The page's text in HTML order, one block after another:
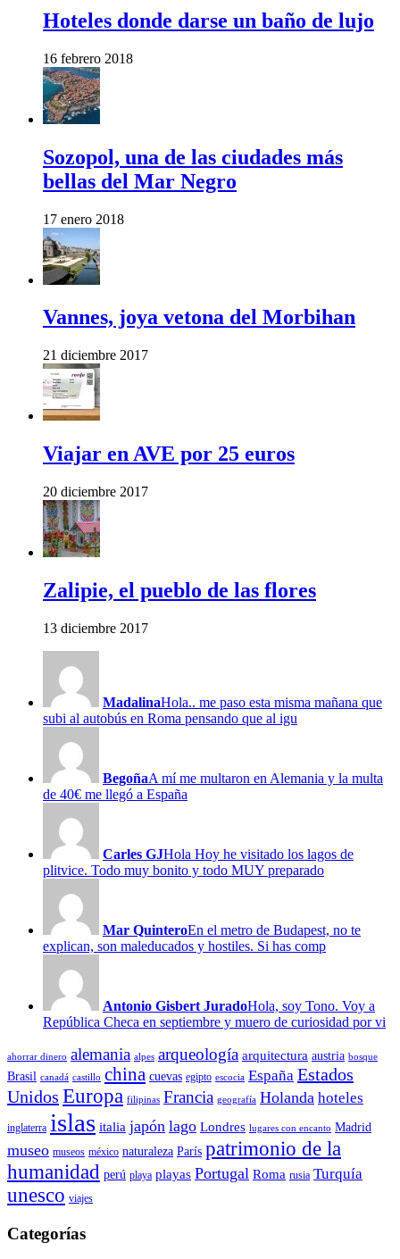
Hoteles donde darse un baño de lujo
16 febrero 2018
Sozopol, una de las ciudades más
bellas del Mar Negro
17 enero 2018
Vannes, joya vetona del Morbihan
21 diciembre 2017
Viajar en AVE por 25 euros
20 diciembre 2017
Zalipie, el pueblo de las flores
13 diciembre 2017
MadalinaHola.. me paso esta misma mañana que
subi al autobús en Roma pensando que al igu
BegoñaA mí me multaron en Alemania y la multa
de 40€ me llegó a España
Carles GJHola Hoy he visitado los lagos de
plitvice. Todo muy bonito y todo MUY preparado
Mar QuinteroEn el metro de Budapest, no te
explican, son maleducados y hostiles. Si has comp
Antonio Gisbert JuradoHola, soy Tono. Voy a
República Checa en septiembre y muero de curiosidad por vi
ahorrar dinero alemania alpes arqueología arquitectura austria bosque
Brasil canadá castillo china cuevas egipto escocia España Estados
Unidos Europa filipinas Francia geografía Holanda hoteles
inglaterra islas italia japón lago Londres lugares con encanto Madrid
museo museos méxico naturaleza París patrimonio de la
humanidad perú playa playas Portugal Roma rusia Turquía
unesco viajes
Categorías